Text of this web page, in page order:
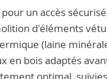
un accès
d'éléments
(laine
en bois adaptés